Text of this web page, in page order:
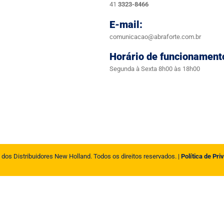
413323-8466
E-mail:
comunicacao@abraforte.com.br
Horário de
Segunda à Sexta 8h00 às 18h00
Distribuidores New Holland. Todos os direitos reservados. | Política de